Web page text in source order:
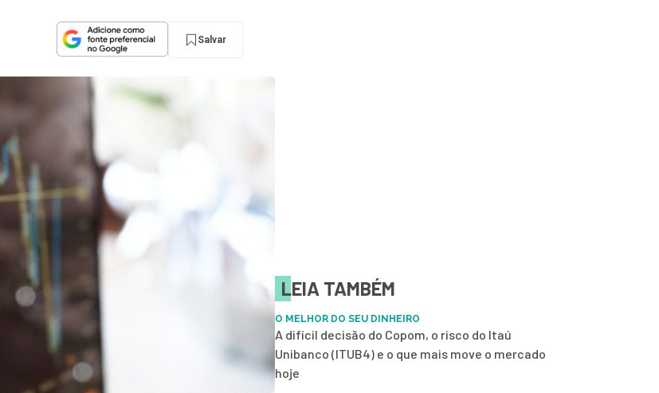
Salvar
LEIA TAMBÉM
O MELHOR DO SEU DINHEIRO
A difícil decisão do Copom, o risco do Itaú
Unibanco (ITUB4) e o que mais move o mercado
hoje